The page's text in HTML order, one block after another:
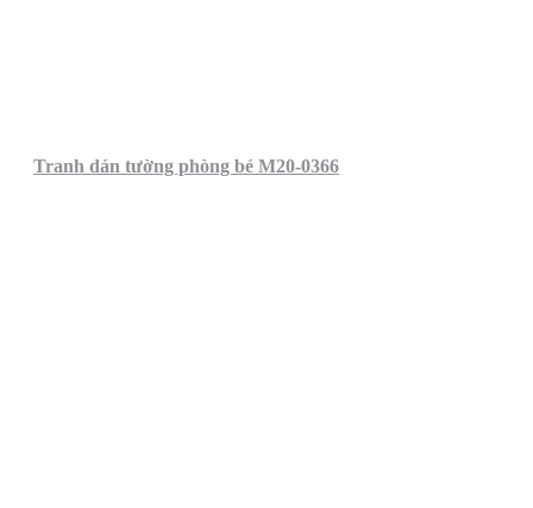
Tranh dán tường phòng bé M20-0366